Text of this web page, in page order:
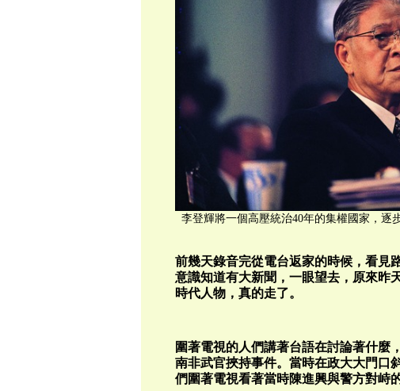
李登輝將一個高壓統治40年的集權
前幾天錄音完從電台返家的時候，看見
意識知道有大新聞，一眼望去，原來昨
時代人物，真的走了。
圍著電視的人們講著台語在討論著什麼
南非武官挾持事件。當時在政大大門口
們圍著電視看著當時陳進興與警方對峙